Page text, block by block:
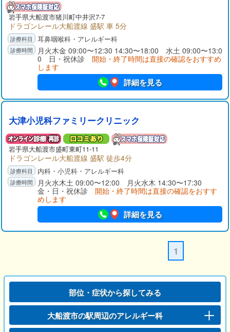
岩手県大船渡市猪川町中井沢7-7
ドラゴンレール大船渡線 盛駅 車 5分
耳鼻咽喉科・アレルギー科
月火木金 09:00〜12:30 14:30〜18:00 水土 09:00〜13:0
0 日・祝休診 開始・終了時間は直接の確認をおすすめ
します
詳細を見る
大津小児科ファミリークリニック
岩手県大船渡市盛町東町11-11
ドラゴンレール大船渡線 盛駅 徒歩4分
内科・小児科・アレルギー科
月火水木土 09:00〜12:00 月火水木 14:30〜17:30
金・日・祝休診 開始・終了時間は直接の確認をおすす
めします
詳細を見る
1
部位・症状から探してみる
大船渡市の駅周辺のアレルギー科